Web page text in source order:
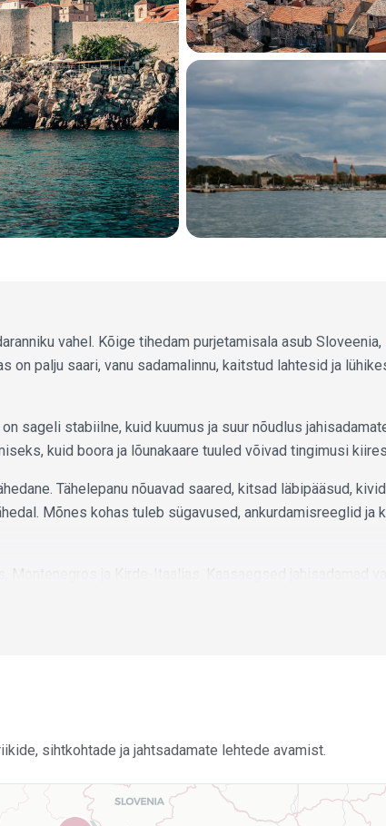
vahel. Kõige tihedam purjetamisala asub Sloveenia,
on palju saari, vanu sadamalinnu, kaitstud lahtesid ja
sageli stabiilne, kuid kuumus ja suur nõudlus
kuid boora ja lõunakaare tuuled võivad tingimusi
Tähelepanu nõuavad saared, kitsad läbipääsud,
Mõnes kohas tuleb sügavused, ankurdamisreeglid ja
ja Kirde-Itaalias. Kaasaegsed jahisadamad
suvisteks meresõitudeks, linnapeatusteks,
sihtkohtade ja jahtsadamate lehtede avamist.